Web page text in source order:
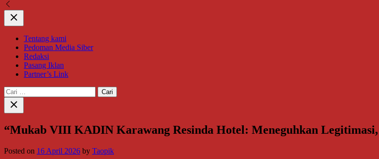
Close
Tentang kami
Pedoman Media Siber
Redaksi
Pasang Iklan
Partner’s Link
Cari
untuk:
Close
search
“Mukab VIII KADIN Karawang Resinda Hotel: Meneguhkan
Posted on 16 April 2026 by Taopik